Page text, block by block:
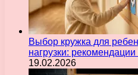
Выбор кружка для
нагрузки:
19.02.2026